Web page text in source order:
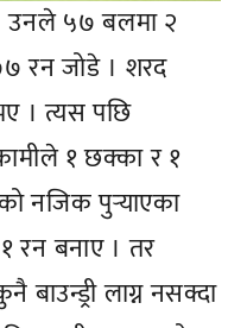
उनले ५७ बलमा २
रन जोडे । शरद
। त्यस पछि
१ छक्का र १
नजिक पुऱ्याएका
रन बनाए । तर
लाग्न नसक्दा